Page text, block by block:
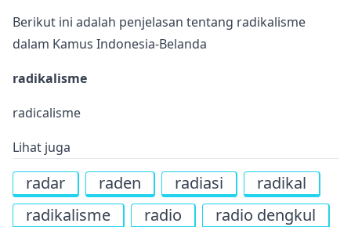
Berikut ini adalah penjelasan tentang radikalisme
dalam Kamus Indonesia-Belanda
radikalisme
radicalisme
Lihat juga
radar raden radiasi
radikal
radikalisme
radio
radio dengkul